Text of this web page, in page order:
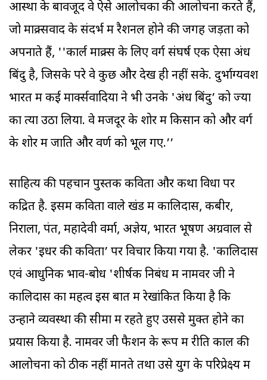
आस्था के बावजूद वे ऐसे आलोचकों की आलोचना करते हैं,
जो माक्र्सवाद के संदर्भ में रैशनल होने की जगह जड़ता को
अपनाते हैं, ''कार्ल माक्र्स के लिए वर्ग संघर्ष एक ऐसा अंध
बिंदु है, जिसके परे वे कुछ और देख ही नहीं सके. दुर्भाग्यवश
भारत में कई मार्क्सवादियों ने भी उनके 'अंध बिंदु’ को ज्यों
का त्यों उठा लिया. वे मजदूर के शोर में किसान को और वर्ग
के शोर में जाति और वर्ण को भूल गए.’’
साहित्य की पहचान पुस्तक कविता और कथा विधा पर
केंद्रित है. इसमें कविता वाले खंड में कालिदास, कबीर,
निराला, पंत, महादेवी वर्मा, अज्ञेय, भारत भूषण अग्रवाल से
लेकर 'इधर की कविता’ पर विचार किया गया है. 'कालिदास
एवं आधुनिक भाव-बोध 'शीर्षक निबंध में नामवर जी ने
कालिदास का महत्व इस बात में रेखांकित किया है कि
उन्होंने व्यवस्था की सीमा में रहते हुए उससे मुक्त होने का
प्रयास किया है. नामवर जी फैशन के रूप में रीति काल की
आलोचना को ठीक नहीं मानते तथा उसे युग के परिप्रेक्ष्य में